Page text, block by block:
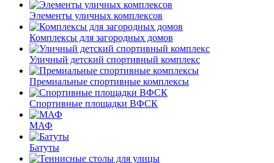
Элементы уличных комплексов
Комплексы для загородных домов
Уличный детский спортивный комплекс
Премиальные спортивные комплексы
Спортивные площадки ВФСК
МАФ
Батуты